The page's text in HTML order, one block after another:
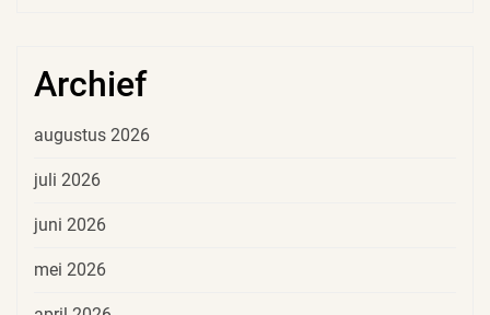
Archief
augustus 2026
juli 2026
juni 2026
mei 2026